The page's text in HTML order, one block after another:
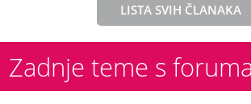
LISTA SVIH ČLANAKA
Zadnje teme s foruma